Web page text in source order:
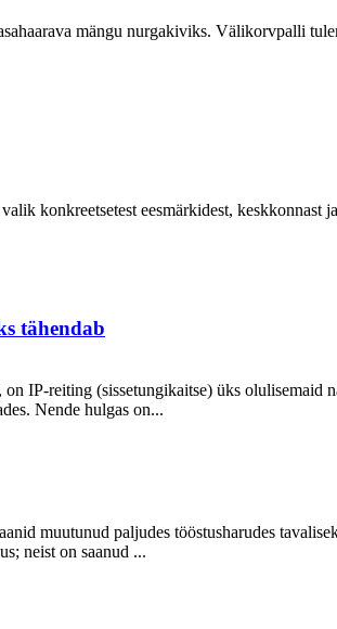
mängu nurgakiviks. Välikorvpalli
konkreetsetest eesmärkidest, keskkonnast
tähendab
IP-reiting (sissetungikaitse) üks olulisemaid
Nende hulgas on...
muutunud paljudes tööstusharudes
neist on saanud ...